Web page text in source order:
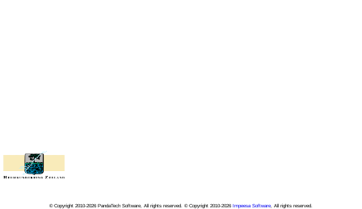
© Copyright 2010-2026 PandaTech Software, All rights reserved. © Copyright 2010-2026 Impeesa Software, All rights reserved.